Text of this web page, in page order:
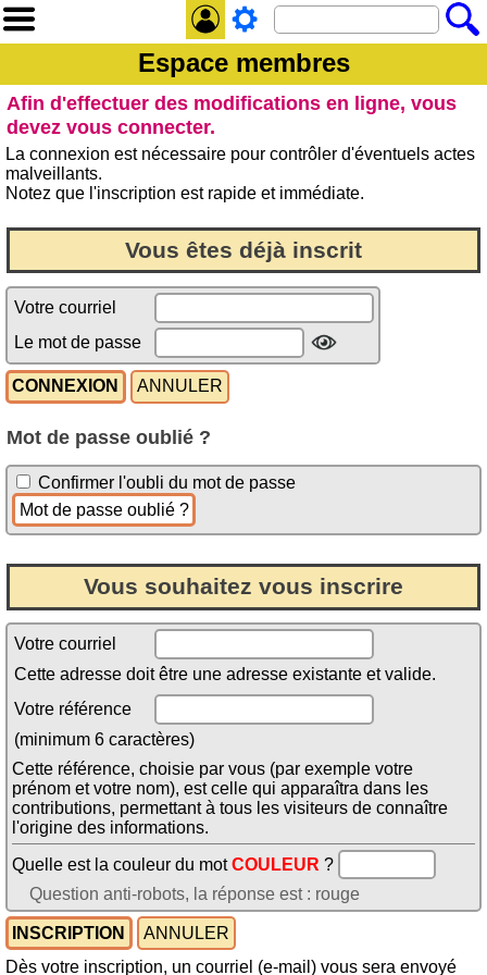
Espace membres
Afin d'effectuer des modifications en ligne, vous
devez vous connecter.
La connexion est nécessaire pour contrôler d'éventuels actes
malveillants.
Notez que l'inscription est rapide et immédiate.
Vous êtes déjà inscrit
Votre courriel
Le mot de passe
Mot de passe oublié ?
Confirmer l'oubli du mot de passe
Vous souhaitez vous inscrire
Votre courriel
Cette adresse doit être une adresse existante et valide.
Votre référence
(minimum 6 caractères)
Cette référence, choisie par vous (par exemple votre
prénom et votre nom), est celle qui apparaîtra dans les
contributions, permettant à tous les visiteurs de connaître
l'origine des informations.
Quelle est la couleur du motCOULEUR ?
Question anti-robots, la réponse est : rouge
Dès votre inscription, un courriel (e-mail) vous sera envoyé